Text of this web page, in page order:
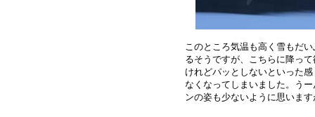
このところ気温も高く雪もだ
るそうですが、こちらに降っ
けれどパッとしないといった
なくなってしまいました。う